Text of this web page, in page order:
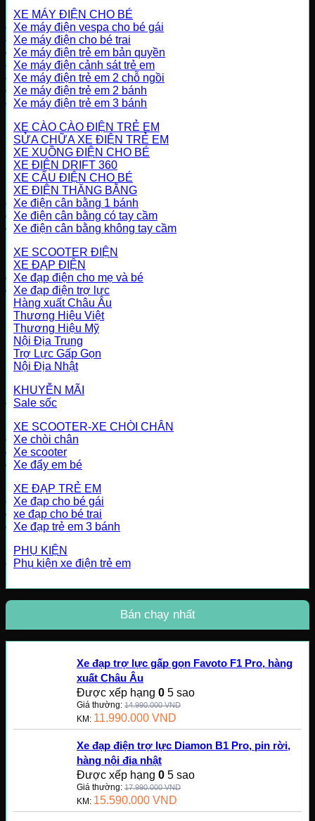
XE MÁY ĐIỆN CHO BÉ
Xe máy điện vespa cho bé gái
Xe máy điện cho bé trai
Xe máy điện trẻ em bản quyền
Xe máy điện cảnh sát trẻ em
Xe máy điện trẻ em 2 chỗ ngồi
Xe máy điện trẻ em 2 bánh
Xe máy điện trẻ em 3 bánh
XE CÀO CÀO ĐIỆN TRẺ EM
SỬA CHỮA XE ĐIỆN TRẺ EM
XE XUỒNG ĐIỆN CHO BÉ
XE ĐIỆN DRIFT 360
XE CẨU ĐIỆN CHO BÉ
XE ĐIỆN THĂNG BẰNG
Xe điện cân bằng 1 bánh
Xe điện cân bằng có tay cầm
Xe điện cân bằng không tay cầm
XE SCOOTER ĐIỆN
XE ĐẠP ĐIỆN
Xe đạp điện cho mẹ và bé
Xe đạp điện trợ lực
Hàng xuất Châu Âu
Thương Hiệu Việt
Thương Hiệu Mỹ
Nội Địa Trung
Trợ Lực Gấp Gọn
Nội Địa Nhật
KHUYỄN MÃI
Sale sốc
XE SCOOTER-XE CHÒI CHÂN
Xe chòi chân
Xe scooter
Xe đẩy em bé
XE ĐẠP TRẺ EM
Xe đạp cho bé gái
xe đạp cho bé trai
Xe đạp trẻ em 3 bánh
PHỤ KIỆN
Phụ kiện xe điện trẻ em
Bán chạy nhất
Xe đạp trợ lực gấp gọn Favoto F1 Pro, hàng
xuất Châu Âu
Được xếp hạng 0 5 sao
Giá thường: 14.990.000VND
KM: 11.990.000 VND
Xe đạp điện trợ lực Diamon B1 Pro, pin rời,
hàng nội địa nhật
Được xếp hạng 0 5 sao
Giá thường: 17.990.000VND
KM: 15.590.000 VND